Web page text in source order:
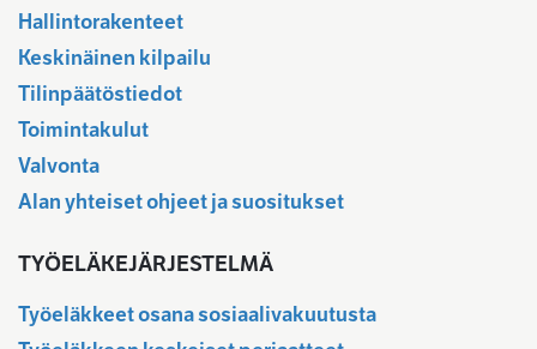
Hallintorakenteet
Keskinäinen kilpailu
Tilinpäätöstiedot
Toimintakulut
Valvonta
Alan yhteiset ohjeet ja suositukset
TYÖELÄKEJÄRJESTELMÄ
Työeläkkeet osana sosiaalivakuutusta